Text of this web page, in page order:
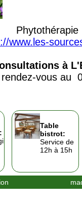
www.les-
à
vous au 06
Table
bistrot:
Service de
12h à 15h